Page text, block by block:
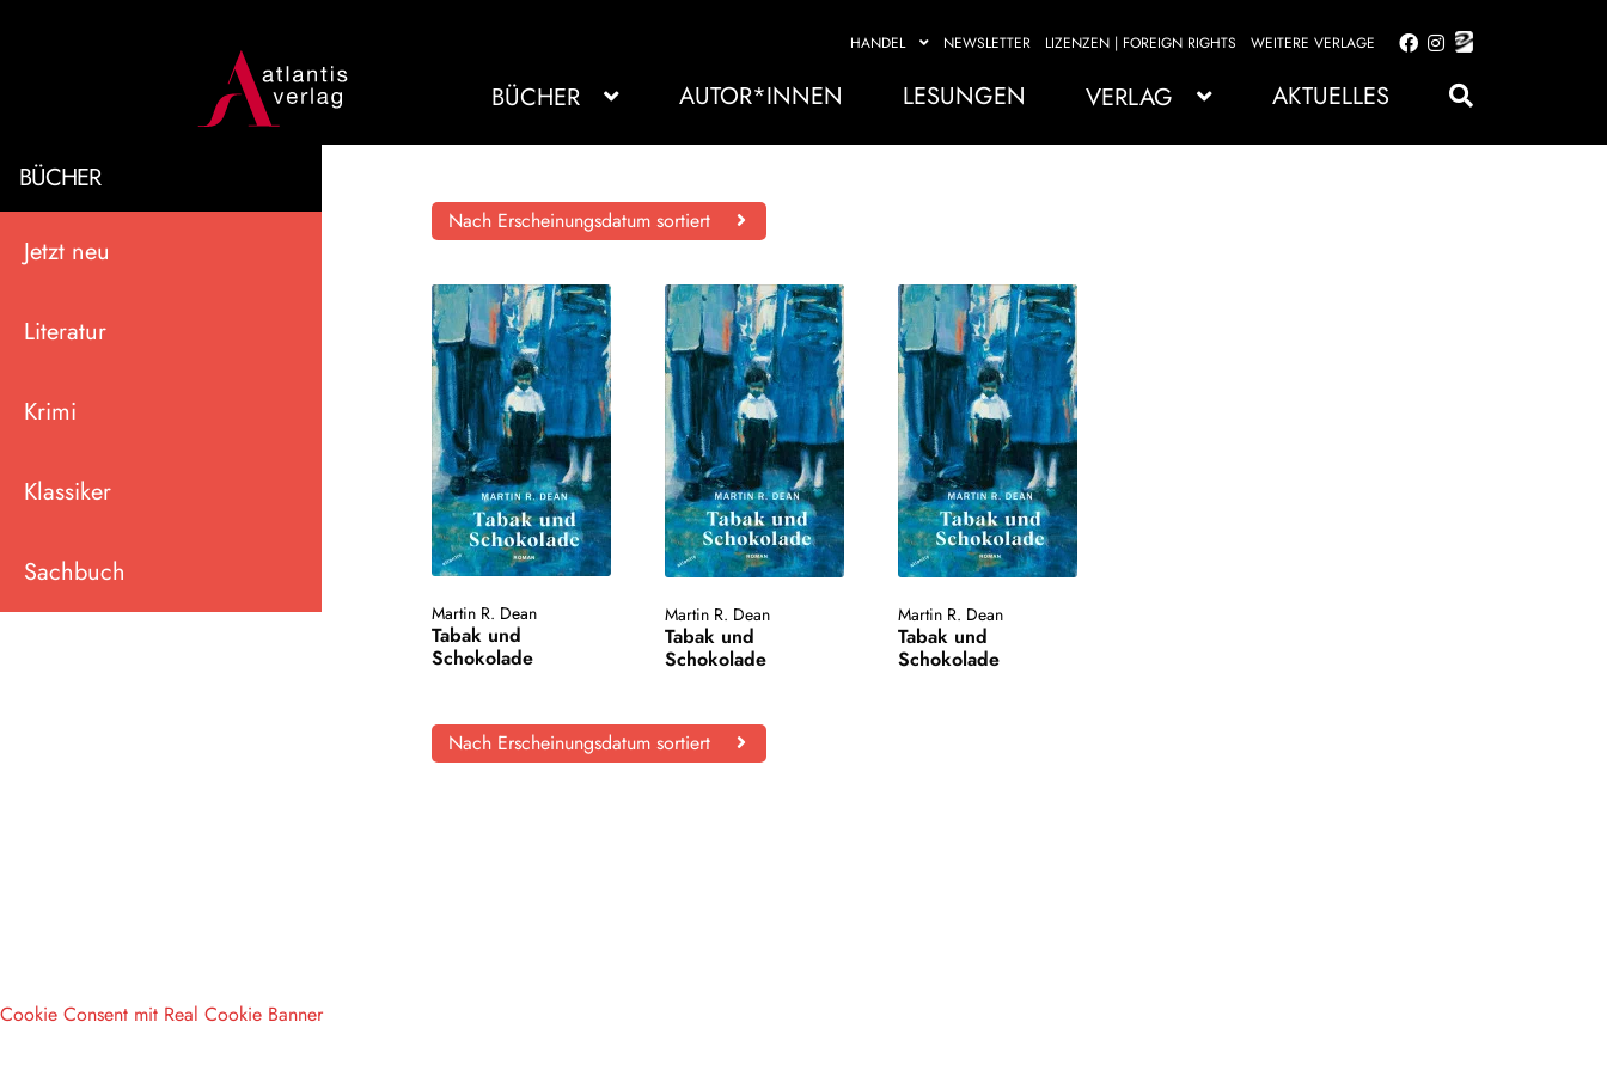
HANDEL NEWSLETTER LIZENZEN | FOREIGN RIGHTS WEITERE VERLAGE
Zur
springen
Zum
springen
BÜCHER AUTOR*INNEN LESUNGEN VERLAG AKTUELLES
BÜCHER
Jetzt neu
Literatur
Krimi
Klassiker
Sachbuch
Nach Erscheinungsdatum sortiert
Martin R. Dean
Tabak und
Schokolade
Martin R. Dean
Tabak und
Schokolade
Martin R. Dean
Tabak und
Schokolade
Nach Erscheinungsdatum sortiert
Cookie Consent mit Real Cookie Banner